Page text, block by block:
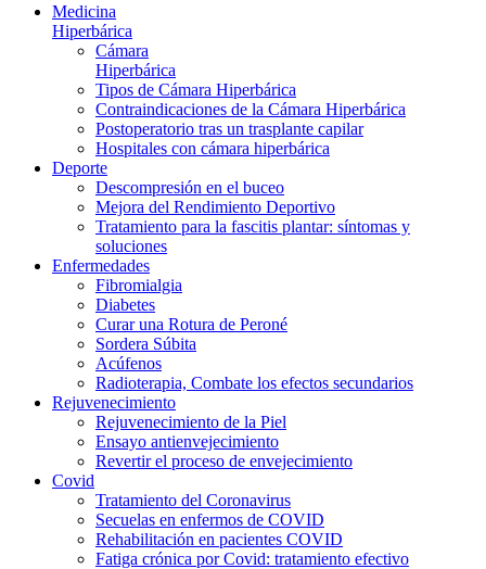
Medicina
Hiperbárica
Cámara
Hiperbárica
Tipos de Cámara Hiperbárica
Contraindicaciones de la Cámara Hiperbárica
Postoperatorio tras un trasplante capilar
Hospitales con cámara hiperbárica
Deporte
Descompresión en el buceo
Mejora del Rendimiento Deportivo
Tratamiento para la fascitis plantar: síntomas y
soluciones
Enfermedades
Fibromialgia
Diabetes
Curar una Rotura de Peroné
Sordera Súbita
Acúfenos
Radioterapia, Combate los efectos secundarios
Rejuvenecimiento
Rejuvenecimiento de la Piel
Ensayo antienvejecimiento
Revertir el proceso de envejecimiento
Covid
Tratamiento del Coronavirus
Secuelas en enfermos de COVID
Rehabilitación en pacientes COVID
Fatiga crónica por Covid: tratamiento efectivo